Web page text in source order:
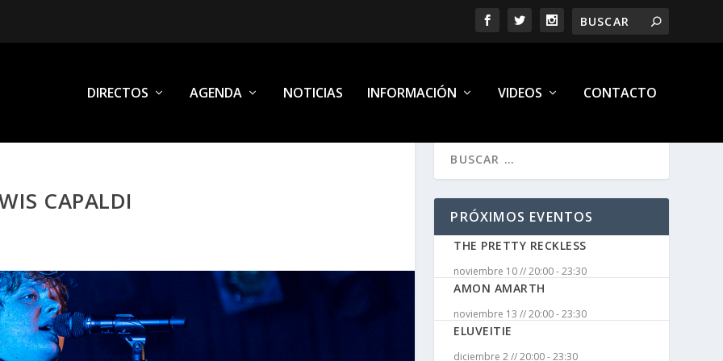
DIRECTOS AGENDA NOTICIAS INFORMACIÓN VIDEOS CONTACTO
CAPALDI
PRÓXIMOS EVENTOS
THE PRETTY RECKLESS
noviembre 10 // 20:00-23:30
AMON AMARTH
noviembre 13 // 20:00-23:30
ELUVEITIE
diciembre 2 // 20:00-23:30